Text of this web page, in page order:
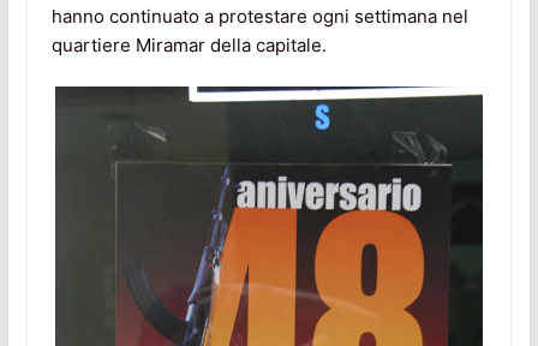
hanno continuato a protestare ogni settimana nel
quartiere Miramar della capitale.